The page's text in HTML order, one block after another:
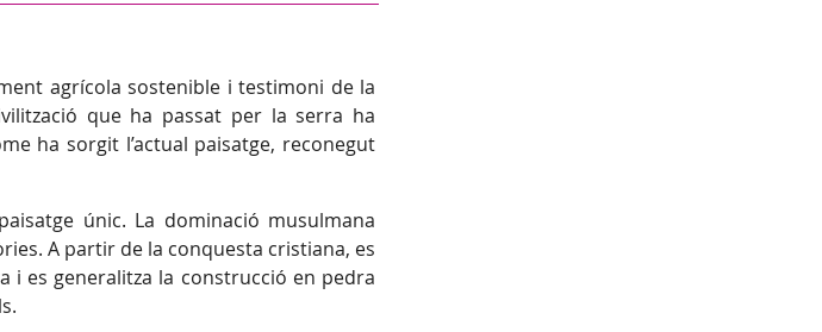
agrícola sostenible i testimoni de la
que ha passat per la serra ha
ha sorgit l’actual paisatge, reconegut
únic. La dominació musulmana
A partir de la conquesta cristiana, es
i es generalitza la construcció en pedra